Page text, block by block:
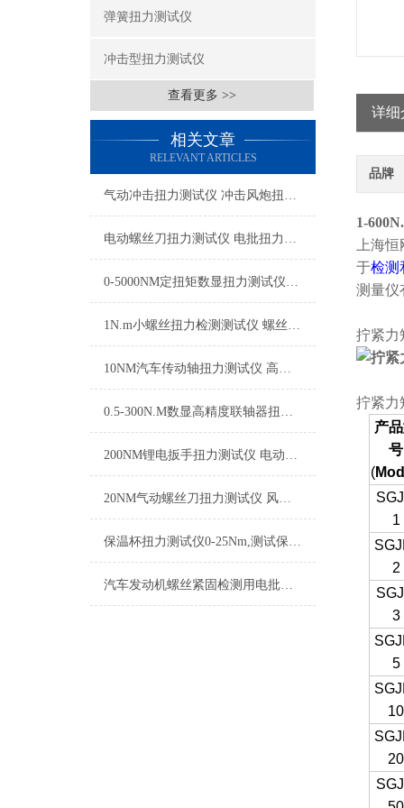
弹簧扭力测试仪
冲击型扭力测试仪
查看更多 >>
相关文章
RELEVANT ARTICLES
气动冲击扭力测试仪 冲击风炮扭力校准器 气动工具扭力校准用的测试仪SGHT
​电动螺丝刀扭力测试仪 电批扭力校验器 电动螺丝批扭矩测定仪厂家
0-5000NM定扭矩数显扭力测试仪可以测量螺栓装配枪的扭矩
1N.m小螺丝扭力检测测试仪 螺丝微型扭矩测量仪品牌
10NM汽车传动轴扭力测试仪 高精度传动轴扭矩测试仪 数显传动轴扭力检测仪
0.5-300N.M数显高精度联轴器扭力测试仪 动态转速扭力测量仪联轴器
200NM锂电扳手扭力测试仪 电动工具维修扭力校验设备
20NM气动螺丝刀扭力测试仪 风动起子扭矩检测仪 气动起子扭力计量仪
保温杯扭力测试仪0-25Nm,测试保温杯扭力的仪器厂家
汽车发动机螺丝紧固检测用电批起子扭力测试仪0-10NM
详细
品牌
1-
上海
于检测
测量仪
拧紧力
拧紧力
产
号
(
1
2
3
5
10
20